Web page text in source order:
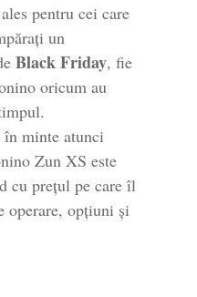
pentru cei care
un
Black Friday, fie
oricum au
minte atunci
Zun XS este
cu prețul pe care îl
operare, opțiuni și